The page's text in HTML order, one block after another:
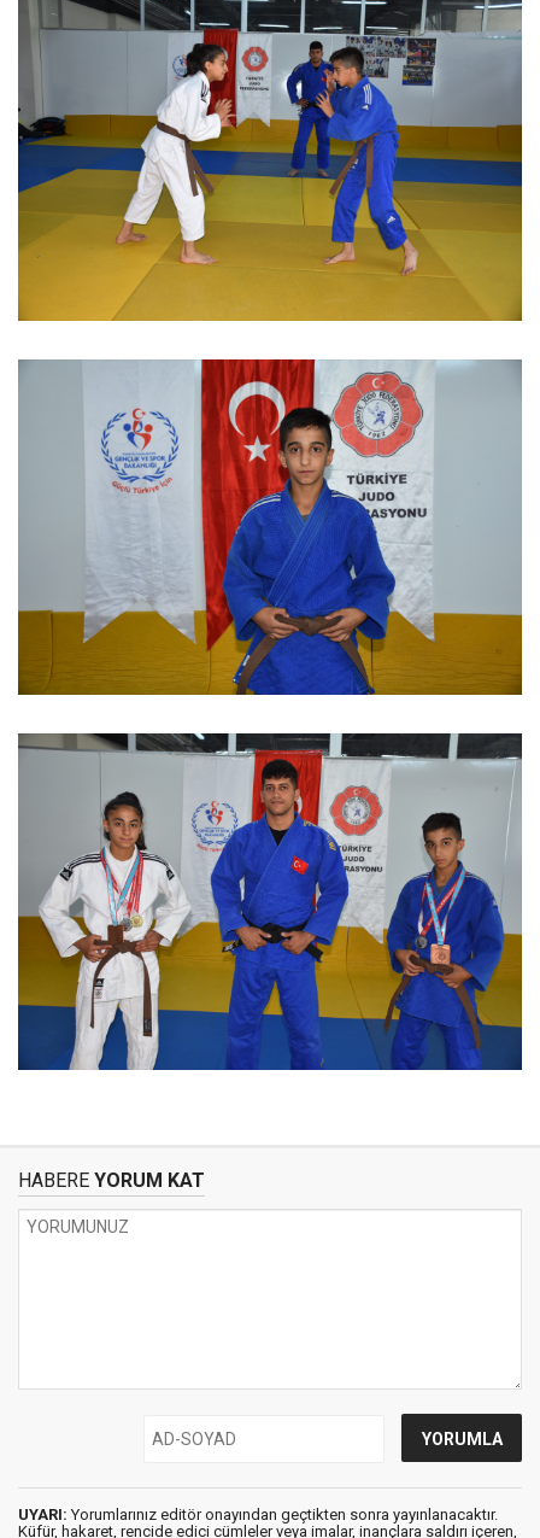
HABERE YORUM KAT
UYARI: Yorumlarınız editör onayından geçtikten sonra yayınlanacaktır.
Küfür, hakaret, rencide edici cümleler veya imalar, inançlara saldırı içeren,